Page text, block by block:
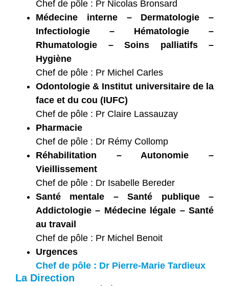
Chef de pôle : Pr Nicolas Bronsard
Médecine interne – Dermatologie –
Infectiologie – Hématologie –
Rhumatologie – Soins palliatifs –
Hygiène
Chef de pôle : Pr Michel Carles
Odontologie & Institut universitaire de la
face et du cou (IUFC)
Chef de pôle : Pr Claire Lassauzay
Pharmacie
Chef de pôle : Dr Rémy Collomp
Réhabilitation – Autonomie –
Vieillissement
Chef de pôle : Dr Isabelle Bereder
Santé mentale – Santé publique –
Addictologie – Médecine légale – Santé
au travail
Chef de pôle : Pr Michel Benoit
Urgences
Chef de pôle : Dr Pierre-Marie Tardieux
La Direction